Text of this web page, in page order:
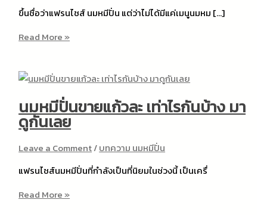
ขึ้นชื่อว่าแฟรนไชส์ นมหมีปั่น แต่ว่าไม่ได้มีแค่เมนูนมหม […]
23
ปั่น
ลับ
ไม่
ใคร!!
Read More »
นมหมีปั่นขายแก้วละ เท่าไรกันบ้าง มา
ดูกันเลย
Leave a Comment/บทความ นมหมีปั่น
แฟรนไชส์นมหมีปั่นที่กำลังเป็นที่นิยมในช่วงนี้ เป็นเครื่
นม
Read More »